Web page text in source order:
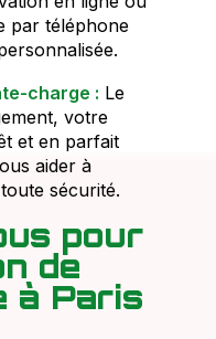
par téléphone
charge : Le
votre
et en parfait
aider à
sécurité.
pour
de
à Paris